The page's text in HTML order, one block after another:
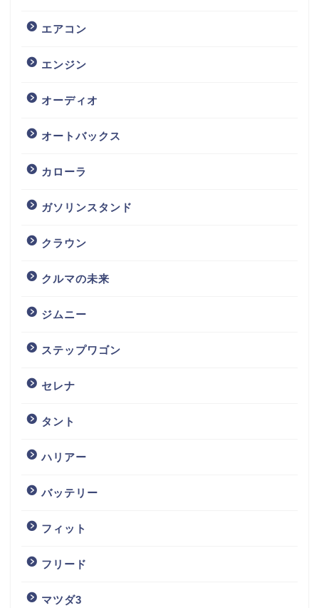
エアコン
エンジン
オーディオ
オートバックス
カローラ
ガソリンスタンド
クラウン
クルマの未来
ジムニー
ステップワゴン
セレナ
タント
ハリアー
バッテリー
フィット
フリード
マツダ3